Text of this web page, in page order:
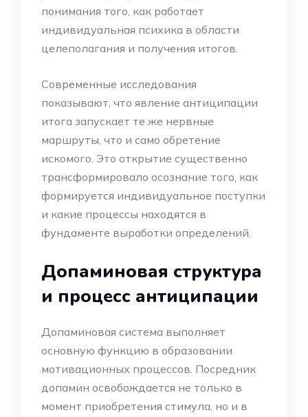
понимания того, как работает
индивидуальная психика в области
целеполагания и получения итогов.
Современные исследования
показывают, что явление антиципации
итога запускает те же нервные
маршруты, что и само обретение
искомого. Это открытие существенно
трансформировало осознание того, как
формируется индивидуальное поступки
и какие процессы находятся в
фундаменте выработки определений.
Допаминовая структура
и процесс антиципации
Допаминовая система выполняет
основную функцию в образовании
мотивационных процессов. Посредник
допамин освобождается не только в
момент приобретения стимула, но и в